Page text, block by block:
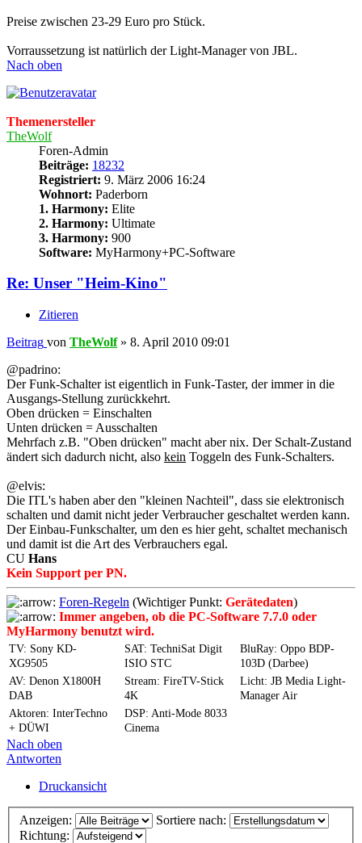
Preise zwischen 23-29 Euro pro Stück.
Vorraussetzung ist natürlich der Light-Manager von JBL.
Nach oben
Themenersteller
TheWolf
Foren-Admin
Beiträge: 18232
Registriert: 9. März 2006 16:24
Wohnort: Paderborn
1. Harmony: Elite
2. Harmony: Ultimate
3. Harmony: 900
Software: MyHarmony+PC-Software
Re: Unser "Heim-Kino"
Zitieren
Beitrag von TheWolf» 8. April 2010 09:01
@padrino:
Der Funk-Schalter ist eigentlich in Funk-Taster, der immer in die
Ausgangs-Stellung zurückkehrt.
Oben drücken = Einschalten
Unten drücken = Ausschalten
Mehrfach z.B. "Oben drücken" macht aber nix. Der Schalt-Zustand
ändert sich dadurch nicht, also kein Toggeln des Funk-Schalters.
@elvis:
Die ITL's haben aber den "kleinen Nachteil", dass sie elektronisch
schalten und damit nicht jeder Verbraucher geschaltet werden kann.
Der Einbau-Funkschalter, um den es hier geht, schaltet mechanisch
und damit ist die Art des Verbrauchers egal.
CU Hans
Kein Support per PN.
Foren-Regeln (Wichtiger Punkt: Gerätedaten)
Immer angeben, ob die PC-Software 7.7.0 oder
MyHarmony benutzt wird.
TV: Sony KD-
XG9505
SAT: TechniSat Digit
ISIO STC
BluRay: Oppo BDP-
103D (Darbee)
AV: Denon X1800H
DAB
Stream: FireTV-Stick
4K
Licht: JB Media Light-
Manager Air
Aktoren: InterTechno
+ DÜWI
DSP: Anti-Mode 8033
Cinema
Nach oben
Antworten
Druckansicht
Anzeigen:
Sortiere nach:
Richtung: